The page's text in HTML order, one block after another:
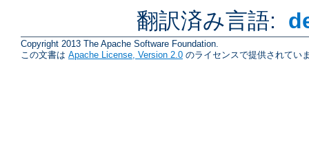
翻訳済み言語:
Copyright 2013 The Apache Software Foundation.
この文書は Apache License, Version 2.0 のライセンスで提供されてい